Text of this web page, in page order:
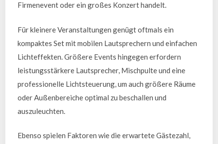
Firmenevent oder ein großes Konzert handelt.
Für kleinere Veranstaltungen genügt oftmals ein
kompaktes Set mit mobilen Lautsprechern und einfachen
Lichteffekten. Größere Events hingegen erfordern
leistungsstärkere Lautsprecher, Mischpulte und eine
professionelle Lichtsteuerung, um auch größere Räume
oder Außenbereiche optimal zu beschallen und
auszuleuchten.
Ebenso spielen Faktoren wie die erwartete Gästezahl,